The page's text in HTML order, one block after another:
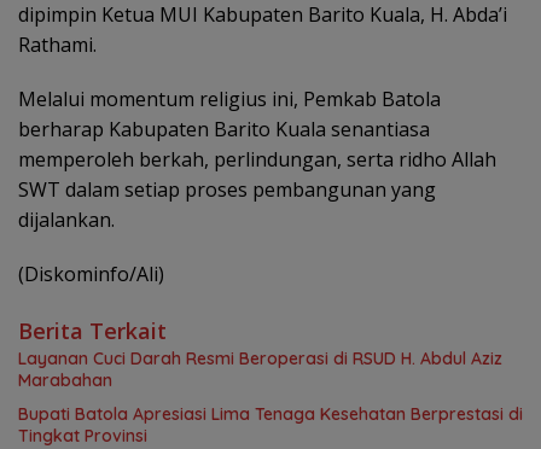
dipimpin Ketua MUI Kabupaten Barito Kuala, H. Abda’i
Rathami.
Melalui momentum religius ini, Pemkab Batola
berharap Kabupaten Barito Kuala senantiasa
memperoleh berkah, perlindungan, serta ridho Allah
SWT dalam setiap proses pembangunan yang
dijalankan.
(Diskominfo/Ali)
Berita Terkait
Layanan Cuci Darah Resmi Beroperasi di RSUD H. Abdul Aziz
Marabahan
Bupati Batola Apresiasi Lima Tenaga Kesehatan Berprestasi di
Tingkat Provinsi